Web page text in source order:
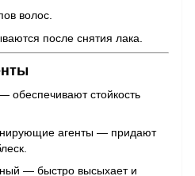
волос.
после снятия лака.
стойкость
агенты — придают
— быстро высыхает и